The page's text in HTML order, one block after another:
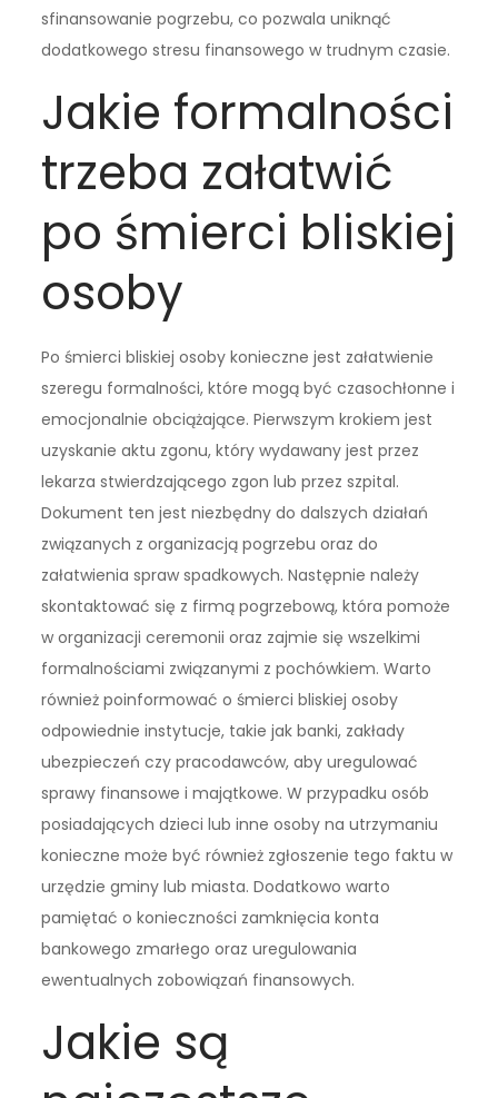
sfinansowanie pogrzebu, co pozwala uniknąć
dodatkowego stresu finansowego w trudnym czasie.
Jakie formalności
trzeba załatwić
po śmierci bliskiej
osoby
Po śmierci bliskiej osoby konieczne jest załatwienie
szeregu formalności, które mogą być czasochłonne i
emocjonalnie obciążające. Pierwszym krokiem jest
uzyskanie aktu zgonu, który wydawany jest przez
lekarza stwierdzającego zgon lub przez szpital.
Dokument ten jest niezbędny do dalszych działań
związanych z organizacją pogrzebu oraz do
załatwienia spraw spadkowych. Następnie należy
skontaktować się z firmą pogrzebową, która pomoże
w organizacji ceremonii oraz zajmie się wszelkimi
formalnościami związanymi z pochówkiem. Warto
również poinformować o śmierci bliskiej osoby
odpowiednie instytucje, takie jak banki, zakłady
ubezpieczeń czy pracodawców, aby uregulować
sprawy finansowe i majątkowe. W przypadku osób
posiadających dzieci lub inne osoby na utrzymaniu
konieczne może być również zgłoszenie tego faktu w
urzędzie gminy lub miasta. Dodatkowo warto
pamiętać o konieczności zamknięcia konta
bankowego zmarłego oraz uregulowania
ewentualnych zobowiązań finansowych.
Jakie są